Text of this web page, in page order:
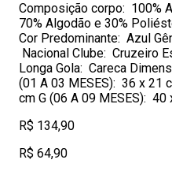
Composição corpo: 100%
70% Algodão e 30%
Cor Predominante: Azul
Nacional Clube: Cruzeiro
Longa Gola: Careca
(01 A 03 MESES): 36 x 21
cm G (06 A 09 MESES): 40
R$ 134,90
R$ 64,90